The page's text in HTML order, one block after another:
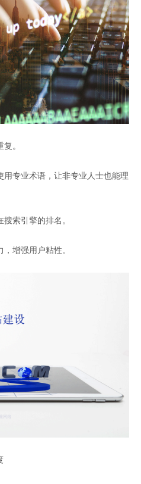
。
专业术语，让非专业人士也能理
索引擎的排名。
增强用户粘性。